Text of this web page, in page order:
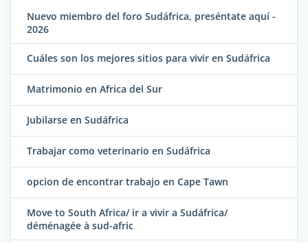
Nuevo miembro del foro Sudáfrica, preséntate aquí -
2026
Cuáles son los mejores sitios para vivir en Sudáfrica
Matrimonio en Africa del Sur
Jubilarse en Sudáfrica
Trabajar como veterinario en Sudáfrica
opcion de encontrar trabajo en Cape Tawn
Move to South Africa/ ir a vivir a Sudáfrica/
déménagée à sud-afric